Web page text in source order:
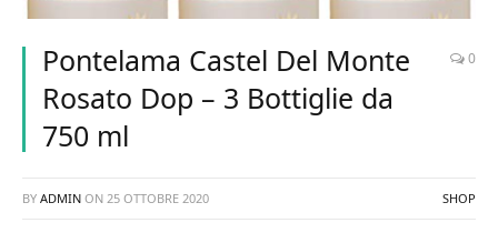
Pontelama Castel Del Monte
Rosato Dop – 3 Bottiglie da
750 ml
0
BY ADMIN ON 25 OTTOBRE 2020 SHOP